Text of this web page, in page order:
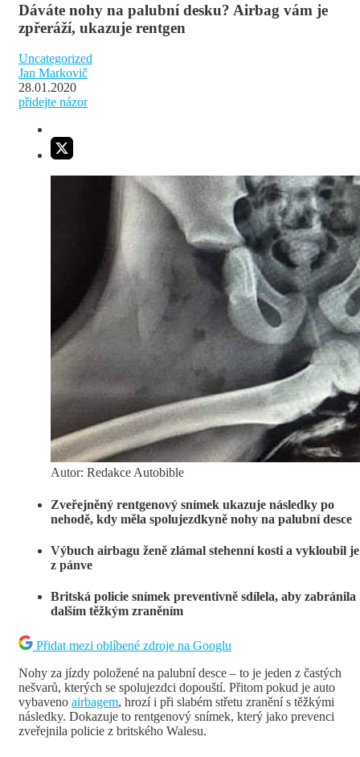
Dáváte nohy na palubní desku? Airbag vám je
zpřeráží, ukazuje rentgen
Uncategorized
Jan Markovič
28.01.2020
přidejte názor
Autor: Redakce Autobible
Zveřejněný rentgenový snímek ukazuje následky po
nehodě, kdy měla spolujezdkyně nohy na palubní desce
Výbuch airbagu ženě zlámal stehenní kosti a vykloubil je
z pánve
Britská policie snímek preventivně sdílela, aby zabránila
dalším těžkým zraněním
Přidat mezi oblíbené zdroje na Googlu
Nohy za jízdy položené na palubní desce – to je jeden z častých
nešvarů, kterých se spolujezdci dopouští. Přitom pokud je auto
vybaveno airbagem, hrozí i při slabém střetu zranění s těžkými
následky. Dokazuje to rentgenový snímek, který jako prevenci
zveřejnila policie z britského Walesu.